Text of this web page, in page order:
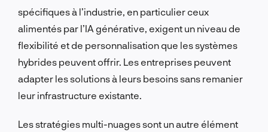
spécifiques à l’industrie, en particulier ceux
alimentés par l’IA générative, exigent un niveau de
flexibilité et de personnalisation que les systèmes
hybrides peuvent offrir. Les entreprises peuvent
adapter les solutions à leurs besoins sans remanier
leur infrastructure existante.
Les stratégies multi-nuages sont un autre élément